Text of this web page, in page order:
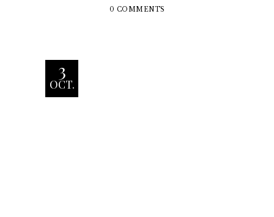
0 COMMENTS
3
OCT.